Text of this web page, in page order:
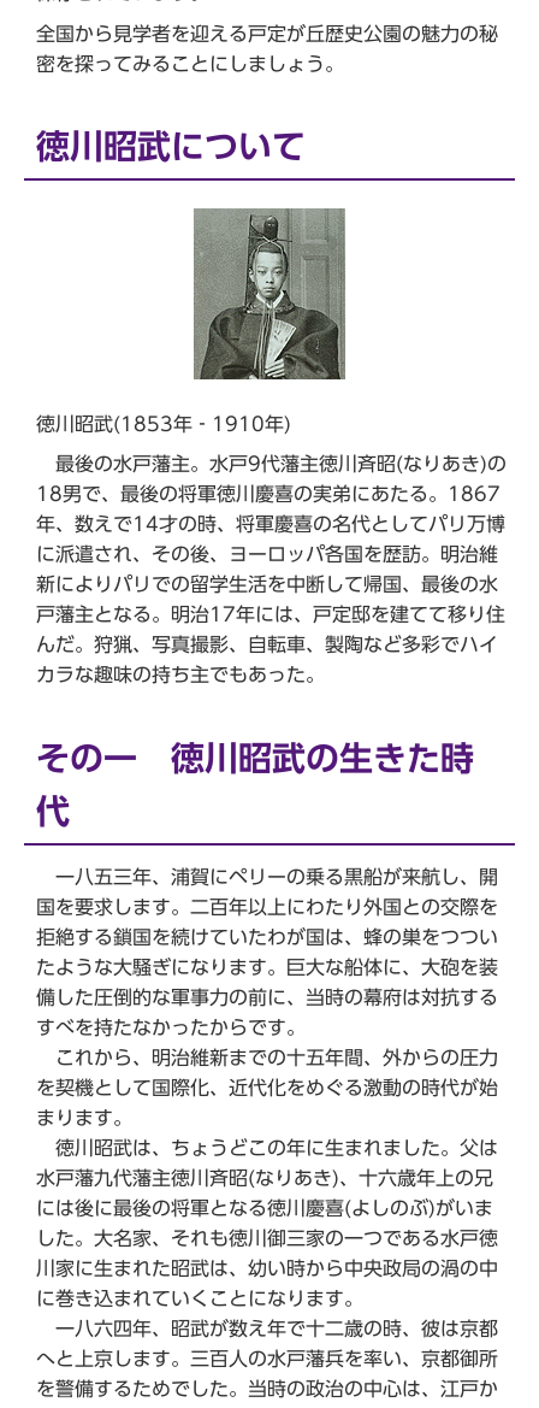
全国から見学者を迎える戸定が丘歴史公園の魅力の秘
密を探ってみることにしましょう。
徳川昭武について
徳川昭武(1853年‐1910年)
最後の水戸藩主。水戸9代藩主徳川斉昭(なりあき)の
18男で、最後の将軍徳川慶喜の実弟にあたる。1867
年、数えで14才の時、将軍慶喜の名代としてパリ万博
に派遣され、その後、ヨーロッパ各国を歴訪。明治維
新によりパリでの留学生活を中断して帰国、最後の水
戸藩主となる。明治17年には、戸定邸を建てて移り住
んだ。狩猟、写真撮影、自転車、製陶など多彩でハイ
カラな趣味の持ち主でもあった。
その一 徳川昭武の生きた時
代
一八五三年、浦賀にペリーの乗る黒船が来航し、開
国を要求します。二百年以上にわたり外国との交際を
拒絶する鎖国を続けていたわが国は、蜂の巣をつつい
たような大騒ぎになります。巨大な船体に、大砲を装
備した圧倒的な軍事力の前に、当時の幕府は対抗する
すべを持たなかったからです。
これから、明治維新までの十五年間、外からの圧力
を契機として国際化、近代化をめぐる激動の時代が始
まります。
徳川昭武は、ちょうどこの年に生まれました。父は
水戸藩九代藩主徳川斉昭(なりあき)、十六歳年上の兄
には後に最後の将軍となる徳川慶喜(よしのぶ)がいま
した。大名家、それも徳川御三家の一つである水戸徳
川家に生まれた昭武は、幼い時から中央政局の渦の中
に巻き込まれていくことになります。
一八六四年、昭武が数え年で十二歳の時、彼は京都
へと上京します。三百人の水戸藩兵を率い、京都御所
を警備するためでした。当時の政治の中心は、江戸か